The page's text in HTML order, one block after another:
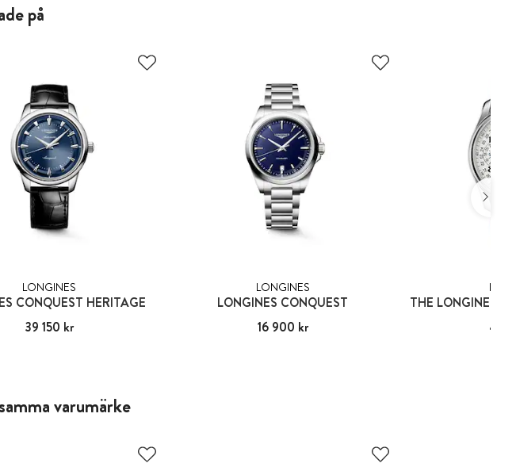
på
LONGINES
CONQUEST HERITAGE
Pris:39 150 kr
39 150 kr
LONGINES
LONGINES CONQUEST
Pris: 16 900 kr
16 900 kr Pris45
varumärke